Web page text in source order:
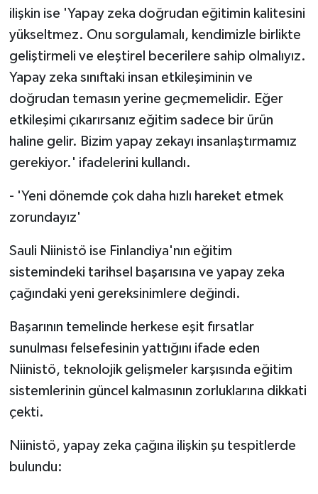
ilişkin ise 'Yapay zeka doğrudan eğitimin kalitesini
yükseltmez. Onu sorgulamalı, kendimizle birlikte
geliştirmeli ve eleştirel becerilere sahip olmalıyız.
Yapay zeka sınıftaki insan etkileşiminin ve
doğrudan temasın yerine geçmemelidir. Eğer
etkileşimi çıkarırsanız eğitim sadece bir ürün
haline gelir. Bizim yapay zekayı insanlaştırmamız
gerekiyor.' ifadelerini kullandı.
- 'Yeni dönemde çok daha hızlı hareket etmek
zorundayız'
Sauli Niinistö ise Finlandiya'nın eğitim
sistemindeki tarihsel başarısına ve yapay zeka
çağındaki yeni gereksinimlere değindi.
Başarının temelinde herkese eşit fırsatlar
sunulması felsefesinin yattığını ifade eden
Niinistö, teknolojik gelişmeler karşısında eğitim
sistemlerinin güncel kalmasının zorluklarına dikkati
çekti.
Niinistö, yapay zeka çağına ilişkin şu tespitlerde
bulundu: